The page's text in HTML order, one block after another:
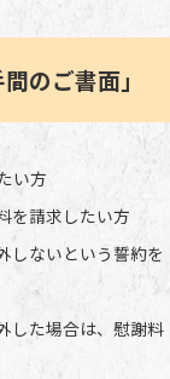
のご書面」
い方
を請求したい方
しないという誓約を
した場合は、慰謝料